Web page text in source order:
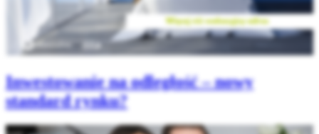
Inwestowanie na odległość – nowy
standard rynku?